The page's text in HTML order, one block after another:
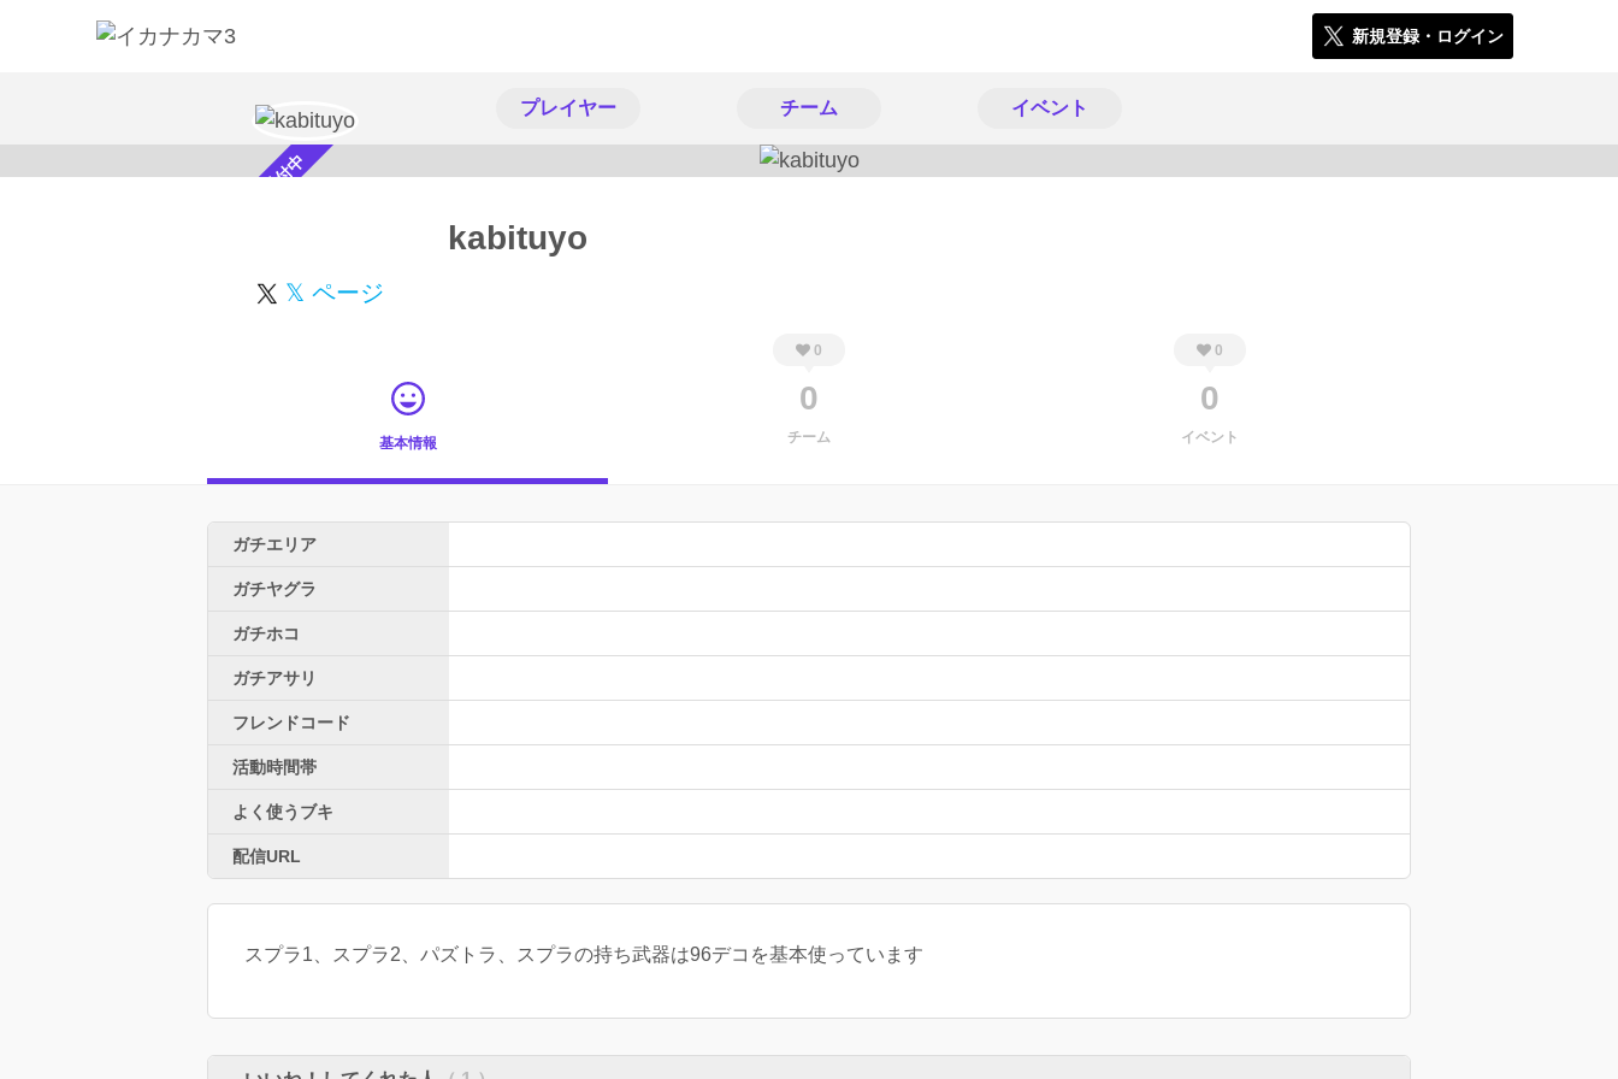
新規登録・ログイン
プレイヤー チーム イベント
スカウト受付中 kabituyo
𝕏 ページ
基本情報
0
0
チーム
0
0
イベント
ガチエリア
ガチヤグラ
ガチホコ
ガチアサリ
フレンドコード
活動時間帯
よく使うブキ
配信URL
スプラ1、スプラ2、パズトラ、スプラの持ち武器は96デコを基本使っています